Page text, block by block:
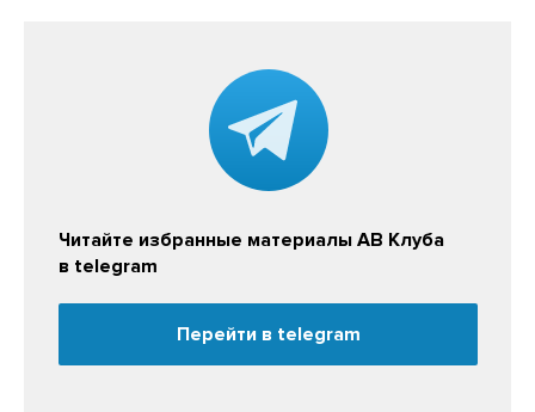
Читайте избранные материалы АВ Клуба
в telegram
Перейти в telegram